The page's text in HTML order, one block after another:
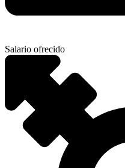
Salario ofrecido